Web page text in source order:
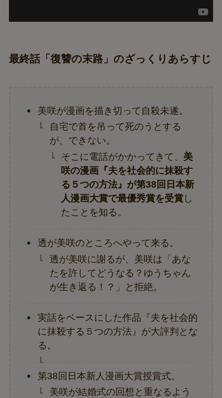
最終話「復讐の末路」のざっくりあらすじ
美咲が漫画を描き切って自殺未遂。
自宅で首を吊って死のうとする
が、できない。
そこに電話がかかってきて、 美
咲の漫画『夫を社会的に抹殺す
る５つの方法』が第38回日本新
人漫画大賞で最優秀賞を受賞し
たことを知る。
透が美咲のところへやって来る。
透が美咲に謝るが、美咲は「あな
たを許してどうなる？ゆうちゃん
が生き返る！？」と拒絶。
実話をベースにした作品『夫を社会的
に抹殺する５つの方法』が大評判とな
る。
第38回日本新人漫画大賞授賞式。
美咲が結婚式の回想と重なるよう